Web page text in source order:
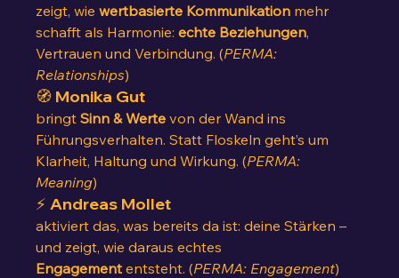
zeigt, wie wertbasierte Kommunikation mehr
schafft als Harmonie: echte Beziehungen,
Vertrauen und Verbindung. (PERMA:
Relationships)
🧭 Monika Gut
bringt Sinn & Werte von der Wand ins
Führungsverhalten. Statt Floskeln geht’s um
Klarheit, Haltung und Wirkung. (PERMA:
Meaning)
⚡ Andreas Mollet
aktiviert das, was bereits da ist: deine Stärken –
und zeigt, wie daraus echtes
Engagement entsteht. (PERMA: Engagement)